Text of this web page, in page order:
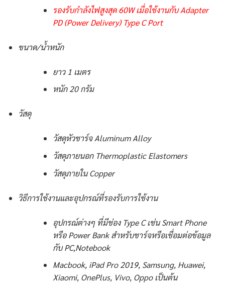
รองรับกำลังไฟสูงสุด 60W เมื่อใช้งานกับ Adapter
PD (Power Delivery) Type C Port
ขนาด/น้ำหนัก
ยาว 1 เมตร
หนัก 20 กรัม
วัสดุ
วัสดุหัวชาร์จ Aluminum Alloy
วัสดุภายนอก Thermoplastic Elastomers
วัสดุภายใน Copper
วิธีการใช้งานและอุปกรณ์ที่รองรับการใช้งาน
อุปกรณ์ต่างๆ ที่มีช่อง Type C เช่น Smart Phone
หรือ Power Bank สำหรับชาร์จหรือเชื่อมต่อข้อมูล
กับ PC,Notebook
Macbook, iPad Pro 2019, Samsung, Huawei,
Xiaomi, OnePlus, Vivo, Oppo เป็นต้น